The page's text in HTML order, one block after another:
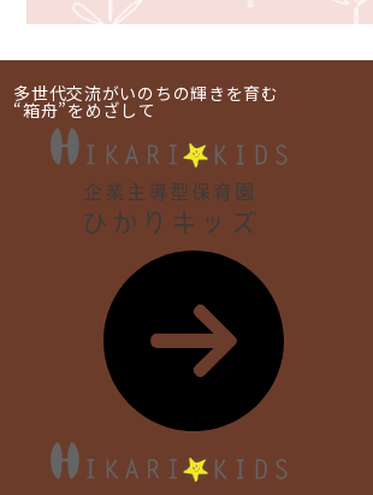
多世代交流がいのちの輝きを育む
“箱舟”をめざして